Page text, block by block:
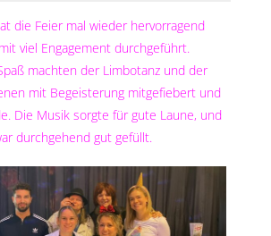
die Feier mal wieder hervorragend
viel Engagement durchgeführt.
machten der Limbotanz und der
mit Begeisterung mitgefiebert und
Die Musik sorgte für gute Laune, und
durchgehend gut gefüllt.